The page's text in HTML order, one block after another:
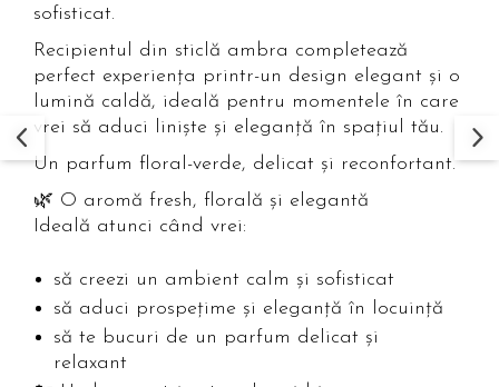
sofisticat.
Recipientul din sticlă ambra completează
perfect experiența printr-un design elegant și o
lumină caldă, ideală pentru momentele în care
vrei să aduci liniște și eleganță în spațiul tău.
Un parfum floral-verde, delicat și reconfortant.
🌿 O aromă fresh, florală și elegantă
Ideală atunci când vrei:
să creezi un ambient calm și sofisticat
să aduci prospețime și eleganță în locuință
să te bucuri de un parfum delicat și
relaxant